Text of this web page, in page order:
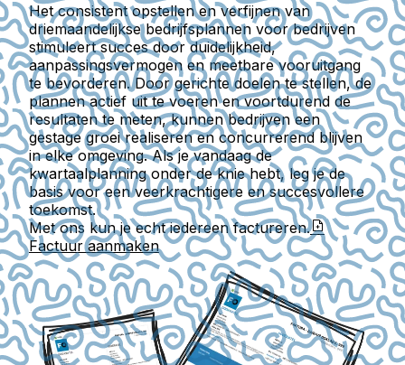
Het consistent opstellen en verfijnen van
driemaandelijkse bedrijfsplannen voor bedrijven
stimuleert succes door duidelijkheid,
aanpassingsvermogen en meetbare vooruitgang
te bevorderen. Door gerichte doelen te stellen, de
plannen actief uit te voeren en voortdurend de
resultaten te meten, kunnen bedrijven een
gestage groei realiseren en concurrerend blijven
in elke omgeving. Als je vandaag de
kwartaalplanning onder de knie hebt, leg je de
basis voor een veerkrachtigere en succesvollere
toekomst.
Met ons kun je echt iedereen factureren.
Factuur aanmaken